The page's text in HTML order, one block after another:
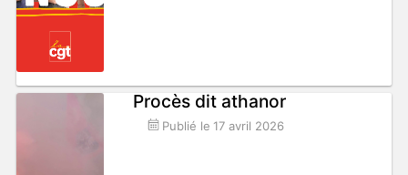
Procès dit athanor
Publié le 17 avril 2026